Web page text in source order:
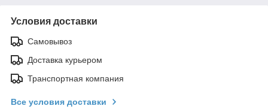
Условия доставки
Самовывоз
Доставка курьером
Транспортная компания
Все условия доставки